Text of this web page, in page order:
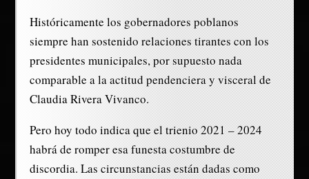
Históricamente los gobernadores poblanos
siempre han sostenido relaciones tirantes con los
presidentes municipales, por supuesto nada
comparable a la actitud pendenciera y visceral de
Claudia Rivera Vivanco.
Pero hoy todo indica que el trienio 2021 – 2024
habrá de romper esa funesta costumbre de
discordia. Las circunstancias están dadas como